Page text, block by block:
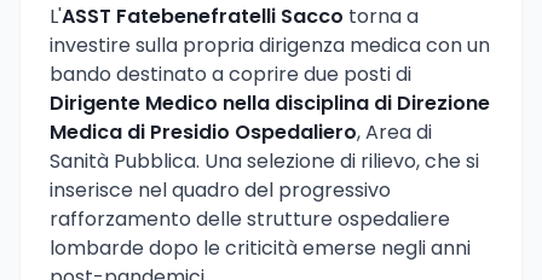
L'ASST Fatebenefratelli Sacco torna a
investire sulla propria dirigenza medica con un
bando destinato a coprire due posti di
Dirigente Medico nella disciplina di Direzione
Medica di Presidio Ospedaliero, Area di
Sanità Pubblica. Una selezione di rilievo, che si
inserisce nel quadro del progressivo
rafforzamento delle strutture ospedaliere
lombarde dopo le criticità emerse negli anni